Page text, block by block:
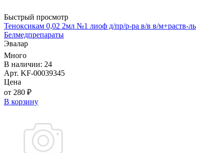
Быстрый просмотр
Теноксикам 0,02 2мл №1 лиоф д/пр/р-ра в/в в/м+раств-ль
Белмедпрепараты
Эвалар
Много
В наличии: 24
Арт. KF-00039345
Цена
от 280 ₽
В корзину